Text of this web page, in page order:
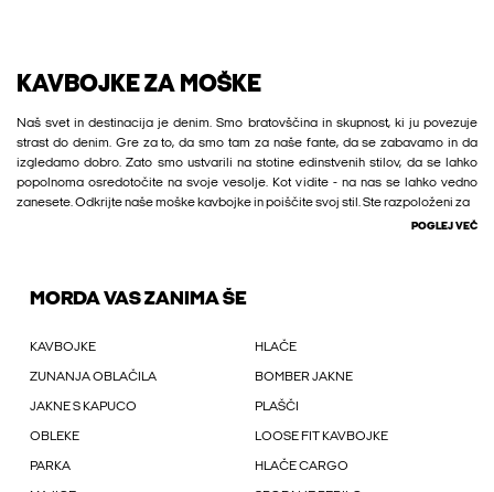
KAVBOJKE ZA MOŠKE
Naš svet in destinacija je denim. Smo bratovščina in skupnost, ki ju povezuje
strast do denim. Gre za to, da smo tam za naše fante, da se zabavamo in da
izgledamo dobro. Zato smo ustvarili na stotine edinstvenih stilov, da se lahko
popolnoma osredotočite na svoje vesolje. Kot vidite - na nas se lahko vedno
zanesete. Odkrijte naše moške kavbojke in poiščite svoj stil. Ste razpoloženi za
POGLEJ VEČ
MORDA VAS ZANIMA ŠE
KAVBOJKE HLAČE
ZUNANJA OBLAČILA BOMBER JAKNE
JAKNE S KAPUCO PLAŠČI
OBLEKE LOOSE FIT KAVBOJKE
PARKA HLAČE CARGO